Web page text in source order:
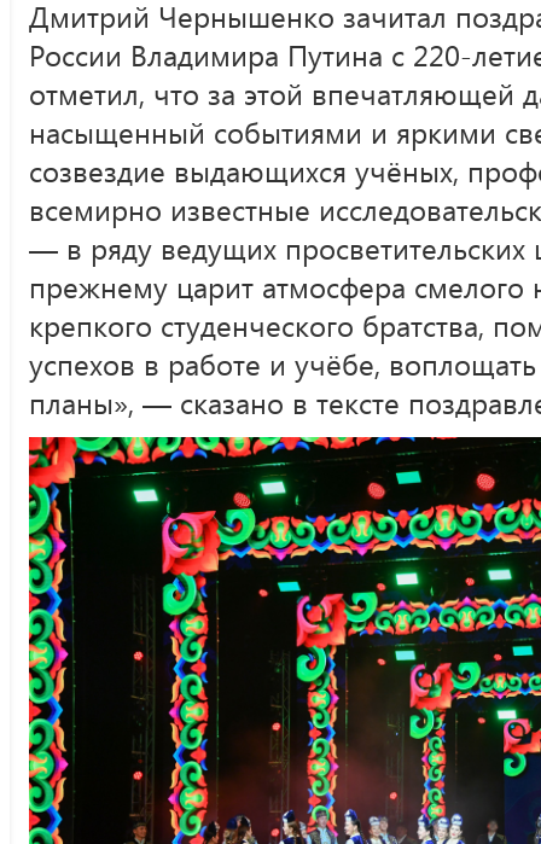
Дмитрий Чернышенко зачитал
России Владимира Путина с 220-
отметил, что за этой впечатляющей
насыщенный событиями и яркими
созвездие выдающихся учёных,
всемирно известные
— в ряду ведущих просветительских
прежнему царит атмосфера смелого
крепкого студенческого братства,
успехов в работе и учёбе,
планы», — сказано в тексте